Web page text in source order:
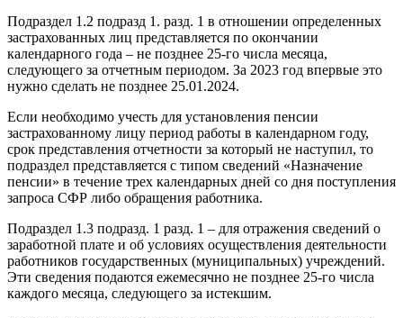
Подраздел 1.2 подразд 1. разд. 1 в отношении определенных
застрахованных лиц представляется по окончании
календарного года – не позднее 25-го числа месяца,
следующего за отчетным периодом. За 2023 год впервые это
нужно сделать не позднее 25.01.2024.
Если необходимо учесть для установления пенсии
застрахованному лицу период работы в календарном году,
срок представления отчетности за который не наступил, то
подраздел представляется с типом сведений «Назначение
пенсии» в течение трех календарных дней со дня поступления
запроса СФР либо обращения работника.
Подраздел 1.3 подразд. 1 разд. 1 – для отражения сведений о
заработной плате и об условиях осуществления деятельности
работников государственных (муниципальных) учреждений.
Эти сведения подаются ежемесячно не позднее 25-го числа
каждого месяца, следующего за истекшим.